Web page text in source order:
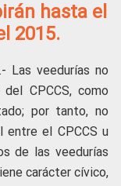
hasta el
2015.
Las veedurías no
CPCCS, como
por tanto, no
entre el CPCCS u
de las veedurías
carácter cívico,